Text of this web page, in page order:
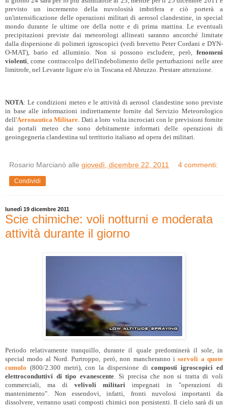
previsto un incremento della nuvolosità imbrifera e ciò porterà a
un'intensificazione delle operazioni militari di aerosol clandestine, in special
mondo durante le ultime ore della notte e di prima mattina. Le eventuali
precipitazioni previste dai meteorologi allineati saranno ancorché limitate
dalla dispersione di polimeri igroscopici (vedi brevetto Peter Cordani e DYN-
O-MAT), bario ed alluminio. Non si possono escludere, però, fenomeni
violenti , come contraccolpo dell'indebolimento delle perturbazioni nelle aree
limitrofe, nel Levante ligure e/o in Toscana ed Abruzzo. Prestare attenzione.
NOTA: Le condizioni meteo e le attività di aerosol clandestine sono previste
in base alle informazioni indirettamente fornite dal Servizio Meteorologico
dell'Aeronautica Militare . Dati a loro volta incrociati con le previsioni fornite
dai portali meteo che sono debitamente informati delle operazioni di
geoingegneria clandestina sul territorio italiano ad opera dei militari.
Rosario Marcianò alle giovedì, dicembre 22, 2011 4 commenti:
Condividi
lunedì 19 dicembre 2011
Scie chimiche: voli notturni e moderata
attività durante il giorno
Periodo relativamente tranquillo, durante il quale predominerà il sole, in
special modo al Nord. Purtroppo, però, non mancheranno isorvoli a quote
cumulo (800/2.300 metri), con la dispersione dicomposti igroscopici ed
elettroconduttivi di tipo evanescente. Si precisa che non si tratta di voli
commerciali, ma di velivoli militari impegnati in "operazioni di
mantenimento". Non essendovi, infatti, fronti nuvolosi importanti da
dissolvere, verranno usati composti chimici non persistenti. Il cielo sarà di un